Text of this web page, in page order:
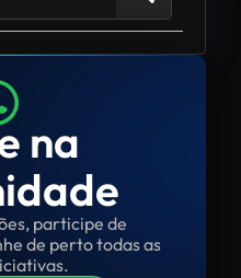
na
participe de
de perto todas as